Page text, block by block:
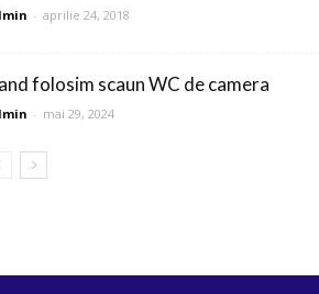
- aprilie 24, 2018
folosim scaun WC de camera
- mai 29, 2024